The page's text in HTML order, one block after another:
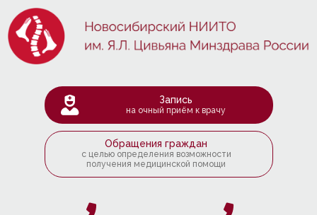
Запись
на очный приём к врачу
Обращения граждан
с целью определения возможности
получения медицинской помощи